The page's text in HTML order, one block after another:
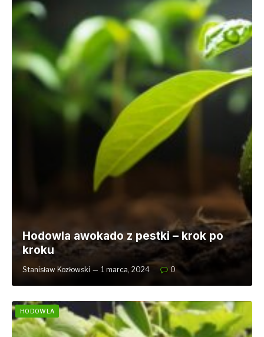
Hodowla awokado z pestki – krok po
kroku
Stanisław Kozłowski 1 marca, 2024 0
HODOWLA